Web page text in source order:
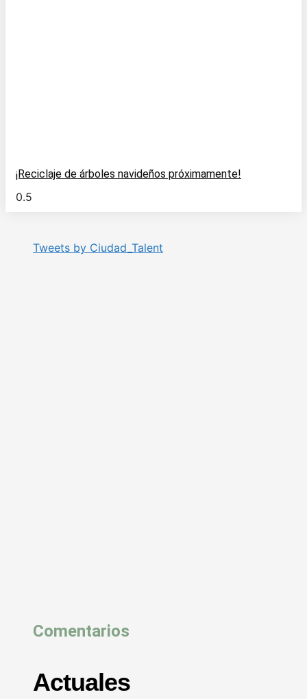
¡Reciclaje de árboles navideños próximamente!
Tweets by Ciudad_Talent
Comentarios
Actuales